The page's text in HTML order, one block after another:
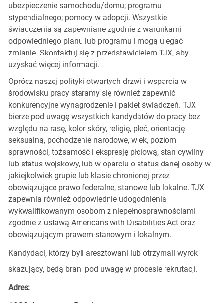
ubezpieczenie samochodu/domu; programu
stypendialnego; pomocy w adopcji. Wszystkie
świadczenia są zapewniane zgodnie z warunkami
odpowiedniego planu lub programu i mogą ulegać
zmianie. Skontaktuj się z przedstawicielem TJX, aby
uzyskać więcej informacji.
Oprócz naszej polityki otwartych drzwi i wsparcia w
środowisku pracy staramy się również zapewnić
konkurencyjne wynagrodzenie i pakiet świadczeń. TJX
bierze pod uwagę wszystkich kandydatów do pracy bez
względu na rasę, kolor skóry, religię, płeć, orientację
seksualną, pochodzenie narodowe, wiek, poziom
sprawności, tożsamość i ekspresję płciową, stan cywilny
lub status wojskowy, lub w oparciu o status danej osoby w
jakiejkolwiek grupie lub klasie chronionej przez
obowiązujące prawo federalne, stanowe lub lokalne. TJX
zapewnia również odpowiednie udogodnienia
wykwalifikowanym osobom z niepełnosprawnościami
zgodnie z ustawą Americans with Disabilities Act oraz
obowiązującym prawem stanowym i lokalnym.
Kandydaci, którzy byli aresztowani lub otrzymali wyrok
skazujący, będą brani pod uwagę w procesie rekrutacji.
Adres: